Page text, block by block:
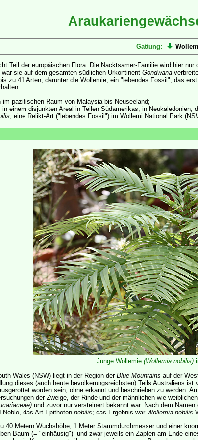
Gattung:
Teil der europäischen Flora. Die Nacktsamer-Familie wird hier
sie auf dem gesamten südlichen Urkontinent Gondwana
zu 41 Arten, darunter die Wollemie, ein "lebendes Fossil", das
im pazifischen Raum von Malaysia bis Neuseeland;
in einem disjunkten Areal in Teilen Südamerikas, in Neukaledonien,
, eine Relikt-Art ("lebendes Fossil") im Wollemi National Park
Junge Wollemie (Wollemia nobilis)
Wales (NSW) liegt in der Region der Blue Mountains auf der
dieses (auch heute bevölkerungsreichsten) Teils Australiens
worden sein, ohne erkannt und beschrieben zu werden.
der Zweige, der Rinde und der männlichen wie
und zuvor nur versteinert bekannt war. Nach dem
das Art-Epitheton nobilis; das Ergebnis war Wollemia nobilis
40 Metern Wuchshöhe, 1 Meter Stammdurchmesser und einer
Baum (= "einhäusig"), und zwar jeweils ein Zapfen am Ende